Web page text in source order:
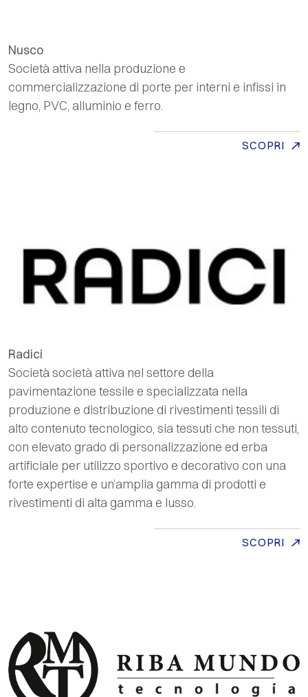
Nusco
Società attiva nella produzione e
commercializzazione di porte per interni e infissi in
legno, PVC, alluminio e ferro.
SCOPRI
Radici
Società società attiva nel settore della
pavimentazione tessile e specializzata nella
produzione e distribuzione di rivestimenti tessili di
alto contenuto tecnologico, sia tessuti che non tessuti,
con elevato grado di personalizzazione ed erba
artificiale per utilizzo sportivo e decorativo con una
forte expertise e un’amplia gamma di prodotti e
rivestimenti di alta gamma e lusso.
SCOPRI